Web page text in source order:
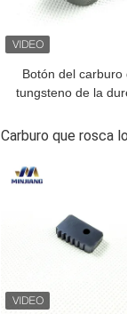
Botón del carburo
tungsteno de la
de la perforación
Carburo que rosca
MEJOR PRECIO